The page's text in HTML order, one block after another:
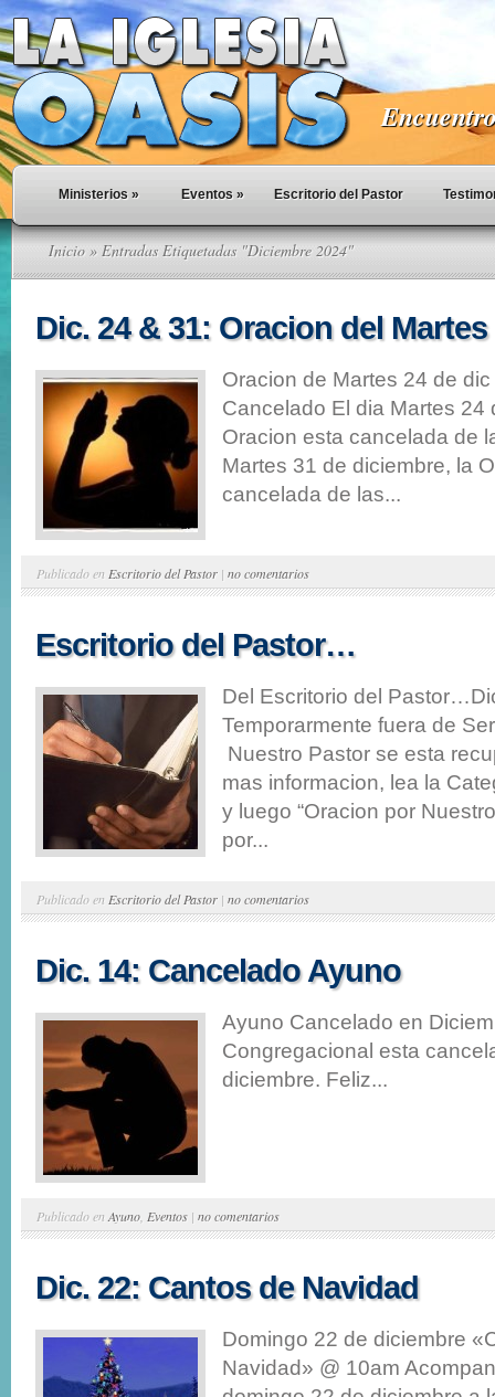
Ministerios » Eventos » Escritorio del Pastor
Inicio » Entradas Etiquetadas "Diciembre 2024"
Dic. 24 & 31: Oracion del
Oracion de Martes 24 de
Cancelado El dia Martes 24
Oracion esta cancelada de
Martes 31 de diciembre, la
cancelada de las...
Publicado en Escritorio del Pastor | no comentarios
Escritorio del Pastor…
Del Escritorio del
Temporarmente fuera de
Nuestro Pastor se esta
mas informacion, lea la
y luego “Oracion por
por...
Publicado en Escritorio del Pastor | no comentarios
Dic. 14: Cancelado Ayuno
Ayuno Cancelado en
Congregacional esta
diciembre. Feliz...
Publicado en Ayuno Eventos | no comentarios
Dic. 22: Cantos de Navidad
Domingo 22 de diciembre
Navidad» @ 10am